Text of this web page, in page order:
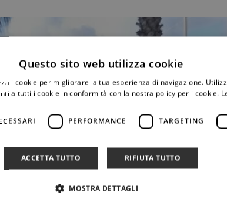
Questo sito web utilizza cookie
i cookie per migliorare la tua esperienza di navigazione.
a tutti i cookie in conformità con la nostra policy per i cookie.
PERFORMANCE TARGETING
ACCETTA TUTTO RIFIUTA TUTTO
MOSTRA DETTAGLI